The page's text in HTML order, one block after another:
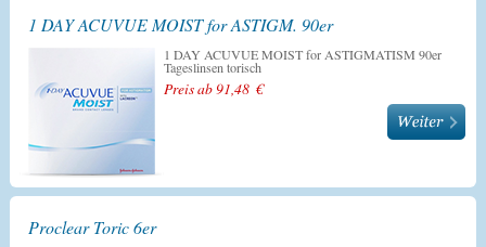
1 DAY ACUVUE MOIST for ASTIGM. 90er
1 DAY ACUVUE MOIST for ASTIGMATISM 90er
Tageslinsen torisch
Preis ab 91,48 €
Proclear Toric 6er